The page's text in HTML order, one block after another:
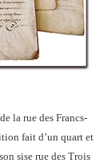
la rue des Francs-
fait d’un quart et
sise rue des Trois